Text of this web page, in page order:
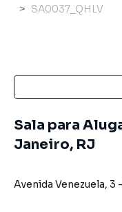
SA0037_QHLV
Sala para
Janeiro, RJ
Avenida Venezuela, 3 -